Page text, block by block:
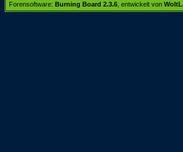
Forensoftware: Burning Board 2.3.6 , entwickelt von